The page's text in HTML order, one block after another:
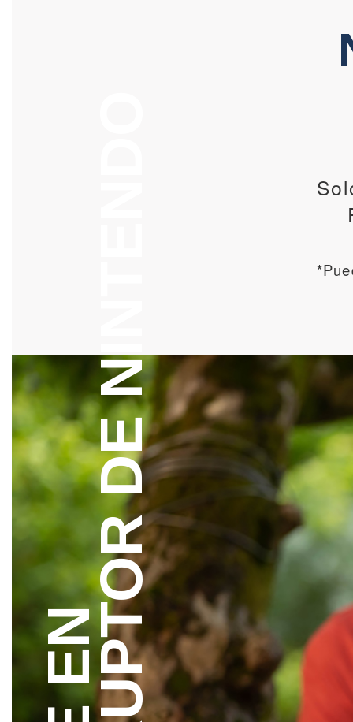
INTERRUPTOR DE NINTENDO